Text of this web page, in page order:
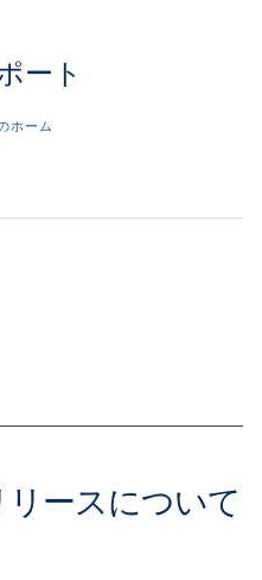
ート
ホーム
ースについて